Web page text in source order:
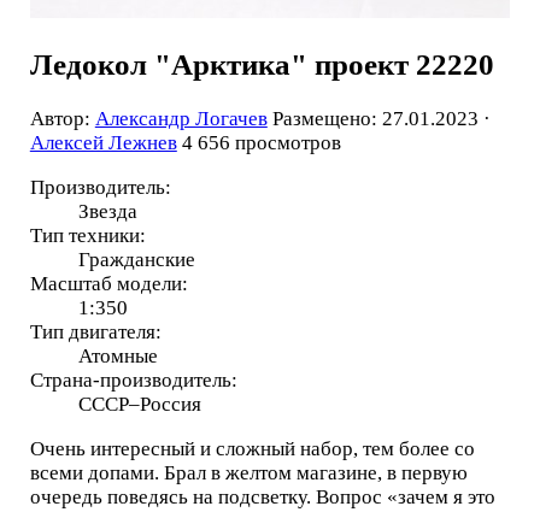
Ледокол "Арктика" проект 22220
Автор: Александр Логачев Размещено: 27.01.2023 ·
Алексей Лежнев 4 656 просмотров
Производитель:
Звезда
Тип техники:
Гражданские
Масштаб модели:
1:350
Тип двигателя:
Атомные
Страна-производитель:
СССР–Россия
Очень интересный и сложный набор, тем более со
всеми допами. Брал в желтом магазине, в первую
очередь поведясь на подсветку. Вопрос «зачем я это